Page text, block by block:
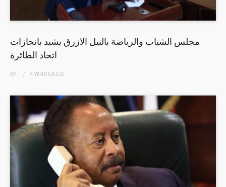
مجلس الشباب والرياضة بالنيل الازرق يشيد بانجازات
اتحاد الطائرة
BY 4 YEARSAGO